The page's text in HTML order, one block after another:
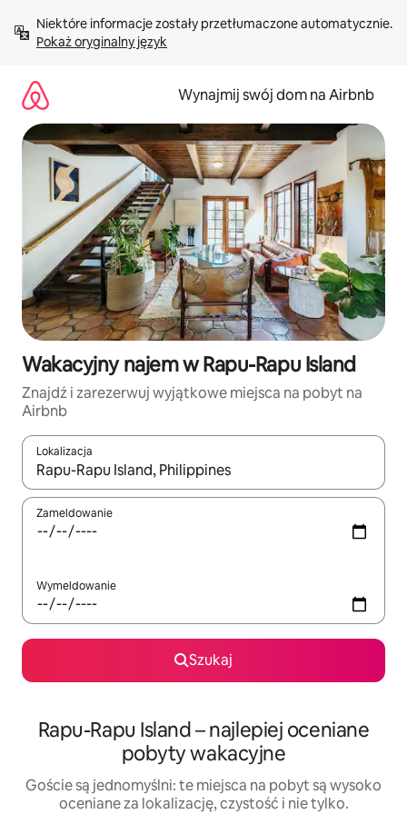
treści Pokaż oryginalny język
Wynajmij swój dom na Airbnb
Wakacyjny najem w Rapu-Rapu Island
Znajdź i zarezerwuj wyjątkowe miejsca na pobyt na
Airbnb
Lokalizacja
Gdy wyniki będą dostępne, możesz poruszać się po nich za
Zameldowanie
Wymeldowanie
Szukaj
Rapu-Rapu Island – najlepiej oceniane
pobyty wakacyjne
Goście są jednomyślni: te miejsca na pobyt są wysoko
oceniane za lokalizację, czystość i nie tylko.